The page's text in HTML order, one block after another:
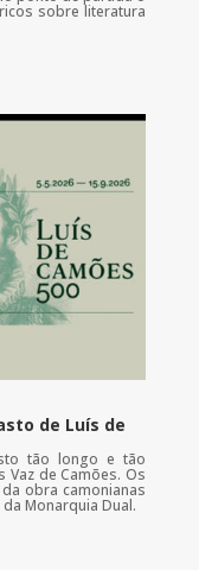
sobre literatura
de Luís de
tão longo e tão
de Camões. Os
obra camonianas
Monarquia Dual.